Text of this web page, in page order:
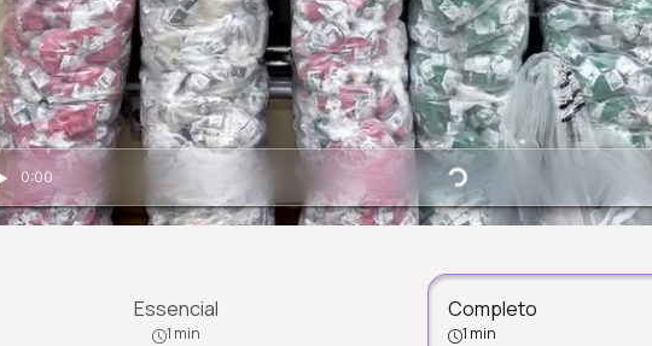
0:00 Carregando...
Essencial
1 min
Completo
1 min